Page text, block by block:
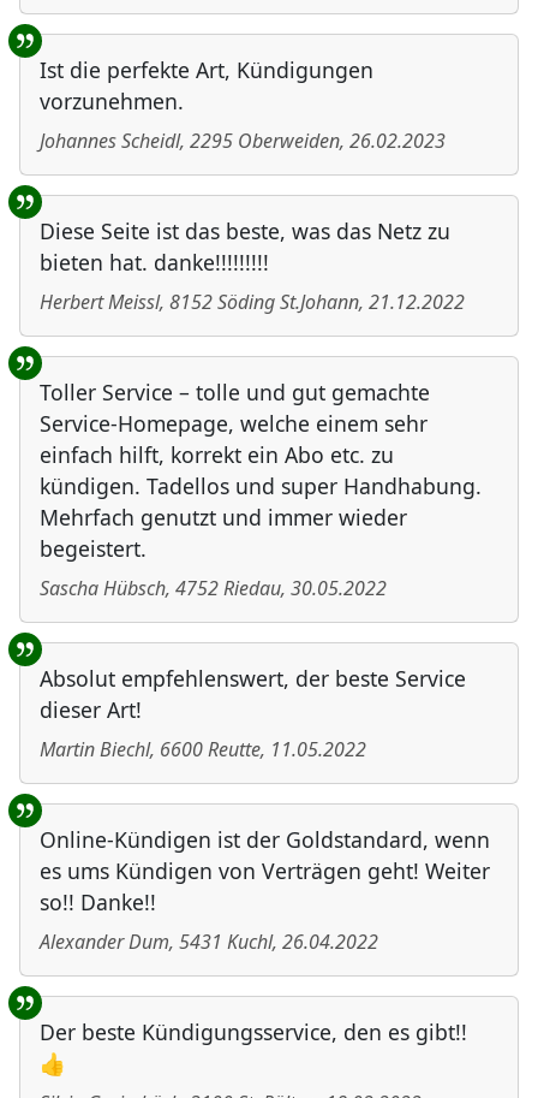
Ist die perfekte Art, Kündigungen
vorzunehmen.
Johannes Scheidl, 2295 Oberweiden, 26.02.2023
Diese Seite ist das beste, was das Netz zu
bieten hat. danke!!!!!!!!!
Herbert Meissl, 8152Söding St.Johann, 21.12.2022
Toller Service – tolle und gut gemachte
Service-Homepage, welche einem sehr
einfach hilft, korrekt ein Abo etc. zu
kündigen. Tadellos und super Handhabung.
Mehrfach genutzt und immer wieder
begeistert.
Sascha Hübsch, 4752Riedau, 30.05.2022
Absolut empfehlenswert, der beste Service
dieser Art!
Martin Biechl, 6600Reutte, 11.05.2022
Online-Kündigen ist der Goldstandard, wenn
es ums Kündigen von Verträgen geht! Weiter
so!! Danke!!
Alexander Dum, 5431 Kuchl, 26.04.2022
Der beste Kündigungsservice, den es gibt!!
👍